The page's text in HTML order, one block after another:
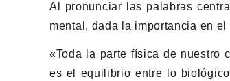
Al pronunciar las palabras
mental, dada la importancia en
«Toda la parte física de nuestro
es el equilibrio entre lo